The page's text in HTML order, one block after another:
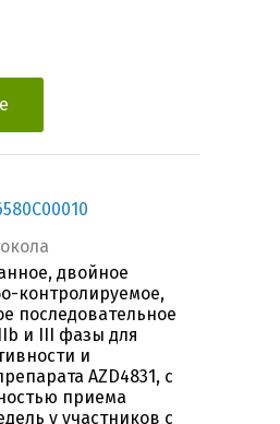
двойное
контролируемое,
последовательное
и III фазы для
и
AZD4831, с
приема
у участников с